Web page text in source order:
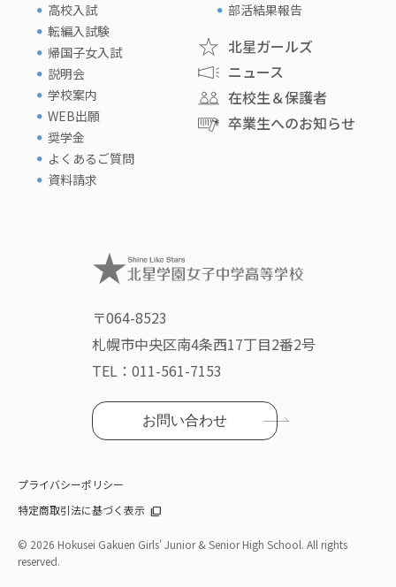
高校入試
転編入試験
帰国子女入試
説明会
学校案内
WEB出願
奨学金
よくあるご質問
資料請求
部活結果報告
北星ガールズ
ニュース
在校生＆保護者
卒業生へのお知らせ
〒064-8523
札幌市中央区南4条西17丁目2番2号
TEL： 011-561-7153
お問い合わせ
プライバシーポリシー
特定商取引法に基づく表示
© 2026 Hokusei Gakuen Girls' Junior & Senior High School. All rights
reserved.